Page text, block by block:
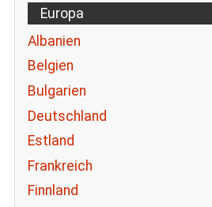
Europa
Albanien
Belgien
Bulgarien
Deutschland
Estland
Frankreich
Finnland